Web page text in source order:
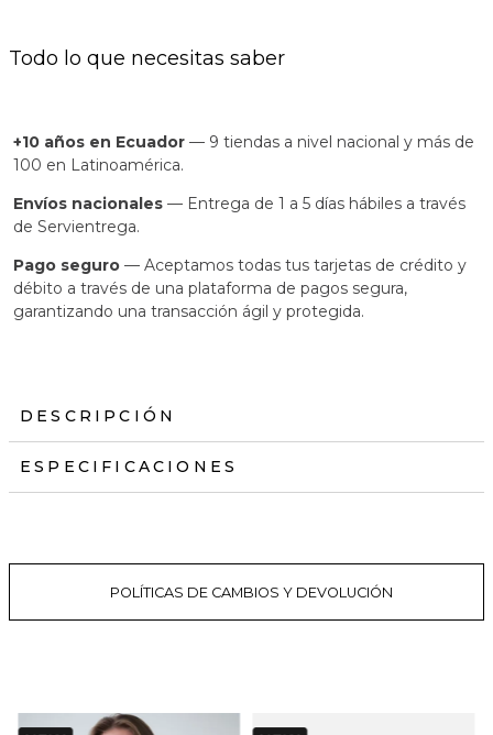
Todo lo que necesitas saber
+10 años en Ecuador — 9 tiendas a nivel nacional y más de
100 en Latinoamérica.
Envíos nacionales — Entrega de 1 a 5 días hábiles a través
de Servientrega.
Pago seguro — Aceptamos todas tus tarjetas de crédito y
débito a través de una plataforma de pagos segura,
garantizando una transacción ágil y protegida.
DESCRIPCIÓN
ESPECIFICACIONES
POLÍTICAS DE CAMBIOS Y DEVOLUCIÓN